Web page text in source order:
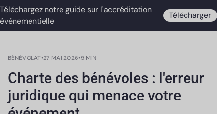
Téléchargez notre guide sur l'accréditation
événementielle
Télécharger
BÉNÉVOLAT•27 MAI 2026•5 MIN
Charte des bénévoles : l'erreur
juridique qui menace votre